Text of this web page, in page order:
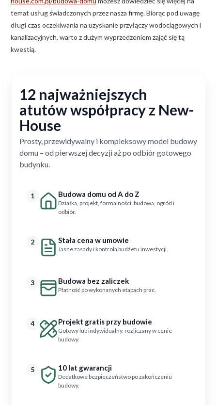
temat usług świadczonych przez nasza firmę. Biorąc pod uwagę
długi czas oczekiwania na uzyskanie przyłączy wodociągowych i
kanalizacyjnych, warto z dużym wyprzedzeniem zająć się tą
kwestią.
12 najważniejszych
atutów współpracy z New-
House
Prosty, przewidywalny i kompleksowy model budowy
domu – od pierwszej decyzji aż po odbiór gotowego
budynku.
1 Budowa domu od A do Z
Działka, projekt, formalności, budowa, ogród i
odbiór.
2 Stała cena w umowie
Jasne zasady i kontrola budżetu inwestycji.
3 Budowa bez zaliczek
Płatność po wykonanych etapach prac.
4 Projekt gratis przy budowie
Gotowy lub indywidualny, rozliczany w cenie
budowy.
5 10 lat gwarancji
Dodatkowe bezpieczeństwo po zakończeniu
budowy.